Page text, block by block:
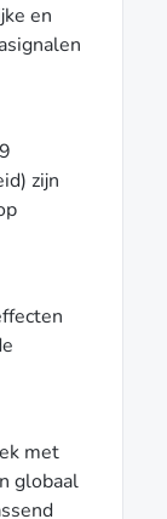
en
zijn
met
globaal